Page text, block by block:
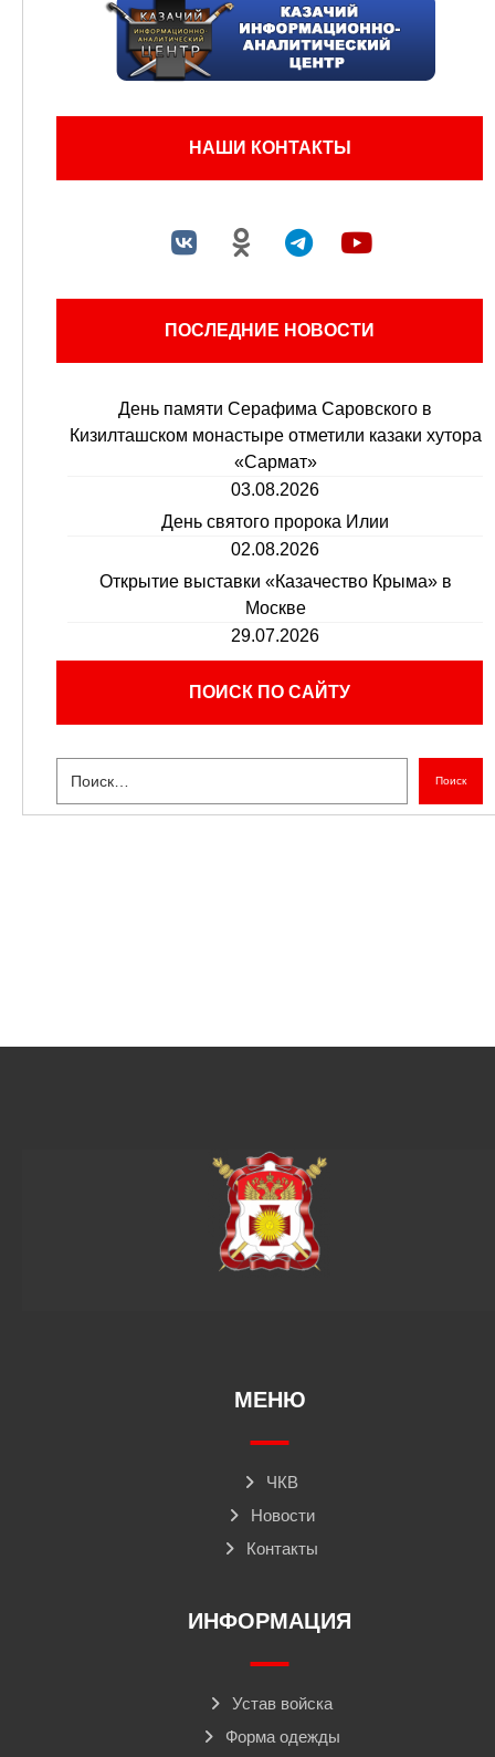
НАШИ КОНТАКТЫ
ПОСЛЕДНИЕ НОВОСТИ
День памяти Серафима Саровского в
Кизилташском монастыре отметили казаки хутора
«Сармат»
03.08.2026
День святого пророка Илии
02.08.2026
Открытие выставки «Казачество Крыма» в
Москве
29.07.2026
ПОИСК ПО САЙТУ
Поиск
МЕНЮ
ЧКВ
Новости
Контакты
ИНФОРМАЦИЯ
Устав войска
Форма одежды